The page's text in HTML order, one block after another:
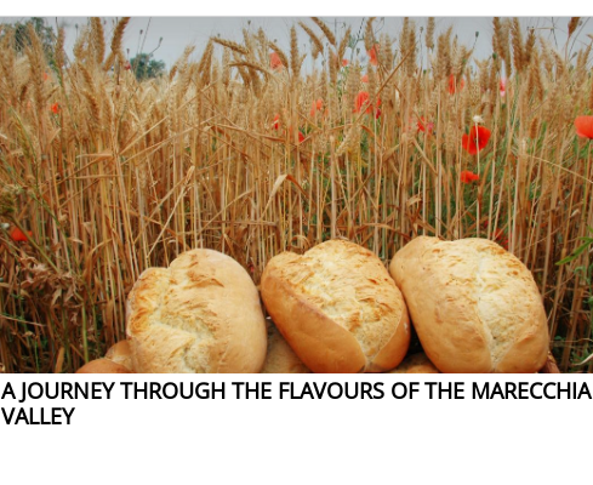
A JOURNEY THROUGH THE FLAVOURS OF THE MARECCHIA
VALLEY